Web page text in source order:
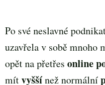
Po své neslavné
uzavřela v sobě mnoho
opět na přetřes online
mítvyššínež normální